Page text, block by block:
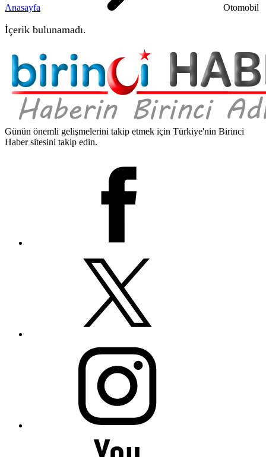
Anasayfa Otomobil
İçerik bulunamadı.
Günün önemli gelişmelerini takip etmek için Türkiye'nin Birinci
Haber sitesini takip edin.